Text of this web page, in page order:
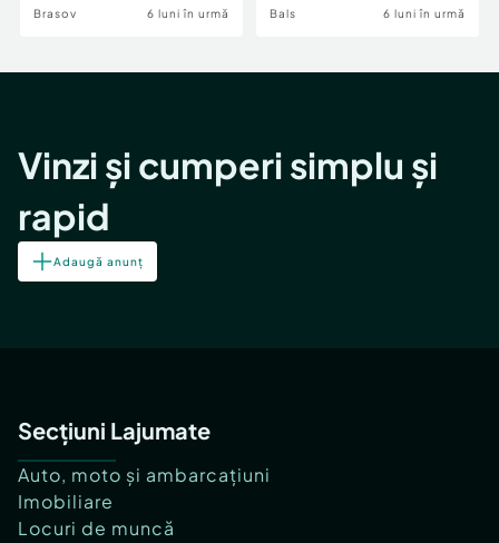
Brasov 6 luni în urmă Bals 6 luni în urmă
Vinzi și cumperi simplu și
rapid
Adaugă anunț
Secțiuni Lajumate
Auto, moto și ambarcațiuni
Imobiliare
Locuri de muncă